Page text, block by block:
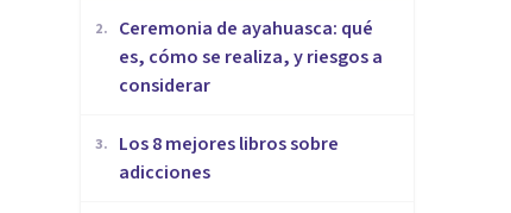
2.
Ceremonia de ayahuasca: qué
es, cómo se realiza, y riesgos a
considerar
3.
Los 8 mejores libros sobre
adicciones